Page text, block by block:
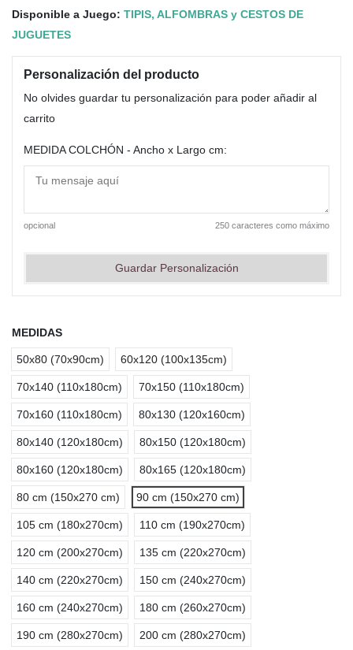
Disponible a Juego: TIPIS, ALFOMBRAS y CESTOS DE
JUGUETES
Personalización del producto
No olvides guardar tu personalización para poder añadir al
carrito
MEDIDA COLCHÓN - Ancho x Largo cm:
opcional 250 caracteres como máximo
Guardar Personalización
MEDIDAS
50x80 (70x90cm) 60x120 (100x135cm)
70x140 (110x180cm) 70x150 (110x180cm)
70x160 (110x180cm) 80x130 (120x160cm)
80x140 (120x180cm) 80x150 (120x180cm)
80x160 (120x180cm) 80x165 (120x180cm)
80 cm (150x270 cm) 90 cm (150x270 cm)
105 cm (180x270cm) 110 cm (190x270cm)
120 cm (200x270cm) 135 cm (220x270cm)
140 cm (220x270cm) 150 cm (240x270cm)
160 cm (240x270cm) 180 cm (260x270cm)
190 cm (280x270cm) 200 cm (280x270cm)